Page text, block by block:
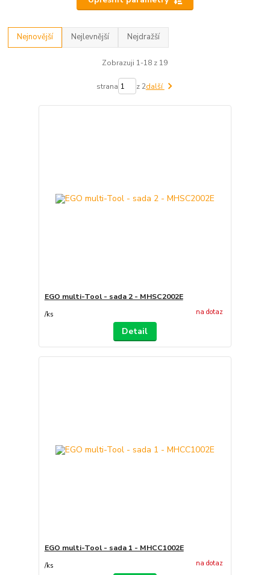
Nejnovější Nejlevnější Nejdražší
Zobrazuji 1-18 z 19
strana z 2další
EGO multi-Tool - sada 2 - MHSC2002E
/ks na dotaz
Detail
EGO multi-Tool - sada 1 - MHCC1002E
/ks na dotaz